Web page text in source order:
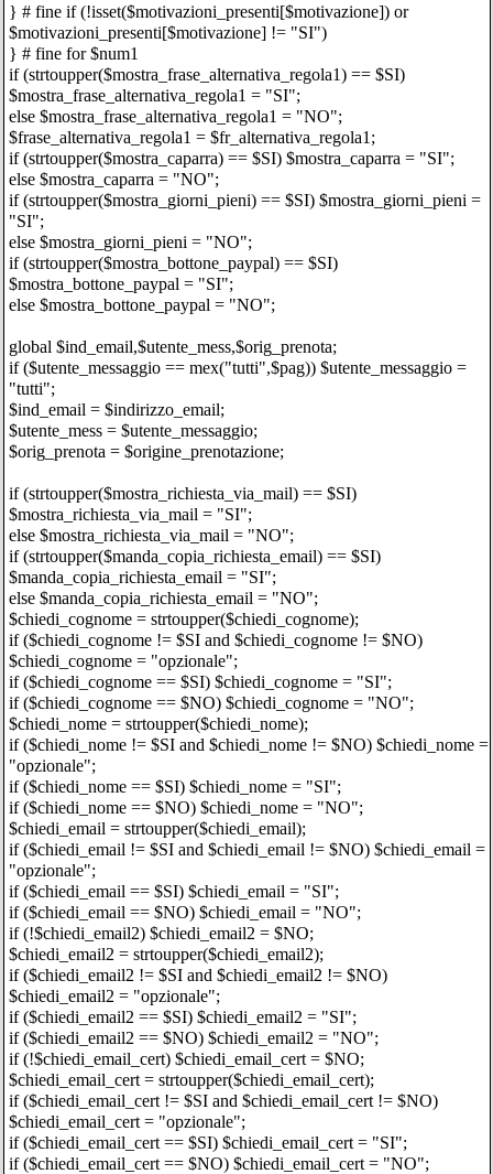
} # fine if (!isset($motivazioni_presenti[$motivazione]) or
$motivazioni_presenti[$motivazione] != "SI")
} # fine for $num1
if (strtoupper($mostra_frase_alternativa_regola1) == $SI)
$mostra_frase_alternativa_regola1 = "SI";
else $mostra_frase_alternativa_regola1 = "NO";
$frase_alternativa_regola1 = $fr_alternativa_regola1;
if (strtoupper($mostra_caparra) == $SI) $mostra_caparra = "SI";
else $mostra_caparra = "NO";
if (strtoupper($mostra_giorni_pieni) == $SI) $mostra_giorni_pieni =
"SI";
else $mostra_giorni_pieni = "NO";
if (strtoupper($mostra_bottone_paypal) == $SI)
$mostra_bottone_paypal = "SI";
else $mostra_bottone_paypal = "NO";
global $ind_email,$utente_mess,$orig_prenota;
if ($utente_messaggio == mex("tutti",$pag)) $utente_messaggio =
"tutti";
$ind_email = $indirizzo_email;
$utente_mess = $utente_messaggio;
$orig_prenota = $origine_prenotazione;
if (strtoupper($mostra_richiesta_via_mail) == $SI)
$mostra_richiesta_via_mail = "SI";
else $mostra_richiesta_via_mail = "NO";
if (strtoupper($manda_copia_richiesta_email) == $SI)
$manda_copia_richiesta_email = "SI";
else $manda_copia_richiesta_email = "NO";
$chiedi_cognome = strtoupper($chiedi_cognome);
if ($chiedi_cognome != $SI and $chiedi_cognome != $NO)
$chiedi_cognome = "opzionale";
if ($chiedi_cognome == $SI) $chiedi_cognome = "SI";
if ($chiedi_cognome == $NO) $chiedi_cognome = "NO";
$chiedi_nome = strtoupper($chiedi_nome);
if ($chiedi_nome != $SI and $chiedi_nome != $NO) $chiedi_nome =
"opzionale";
if ($chiedi_nome == $SI) $chiedi_nome = "SI";
if ($chiedi_nome == $NO) $chiedi_nome = "NO";
$chiedi_email = strtoupper($chiedi_email);
if ($chiedi_email != $SI and $chiedi_email != $NO) $chiedi_email =
"opzionale";
if ($chiedi_email == $SI) $chiedi_email = "SI";
if ($chiedi_email == $NO) $chiedi_email = "NO";
if (!$chiedi_email2) $chiedi_email2 = $NO;
$chiedi_email2 = strtoupper($chiedi_email2);
if ($chiedi_email2 != $SI and $chiedi_email2 != $NO)
$chiedi_email2 = "opzionale";
if ($chiedi_email2 == $SI) $chiedi_email2 = "SI";
if ($chiedi_email2 == $NO) $chiedi_email2 = "NO";
if (!$chiedi_email_cert) $chiedi_email_cert = $NO;
$chiedi_email_cert = strtoupper($chiedi_email_cert);
if ($chiedi_email_cert != $SI and $chiedi_email_cert != $NO)
$chiedi_email_cert = "opzionale";
if ($chiedi_email_cert == $SI) $chiedi_email_cert = "SI";
if ($chiedi_email_cert == $NO) $chiedi_email_cert = "NO";